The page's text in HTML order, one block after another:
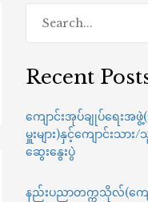
Recent
ကျောင်းအုပ်ချုပ်ရေးအဖွဲ့
မှူးများ)နှင့်ကျောင်းသာ
ဆွေးနွေးပွဲ
နည်းပညာတက္ကသိုလ်(ကျ